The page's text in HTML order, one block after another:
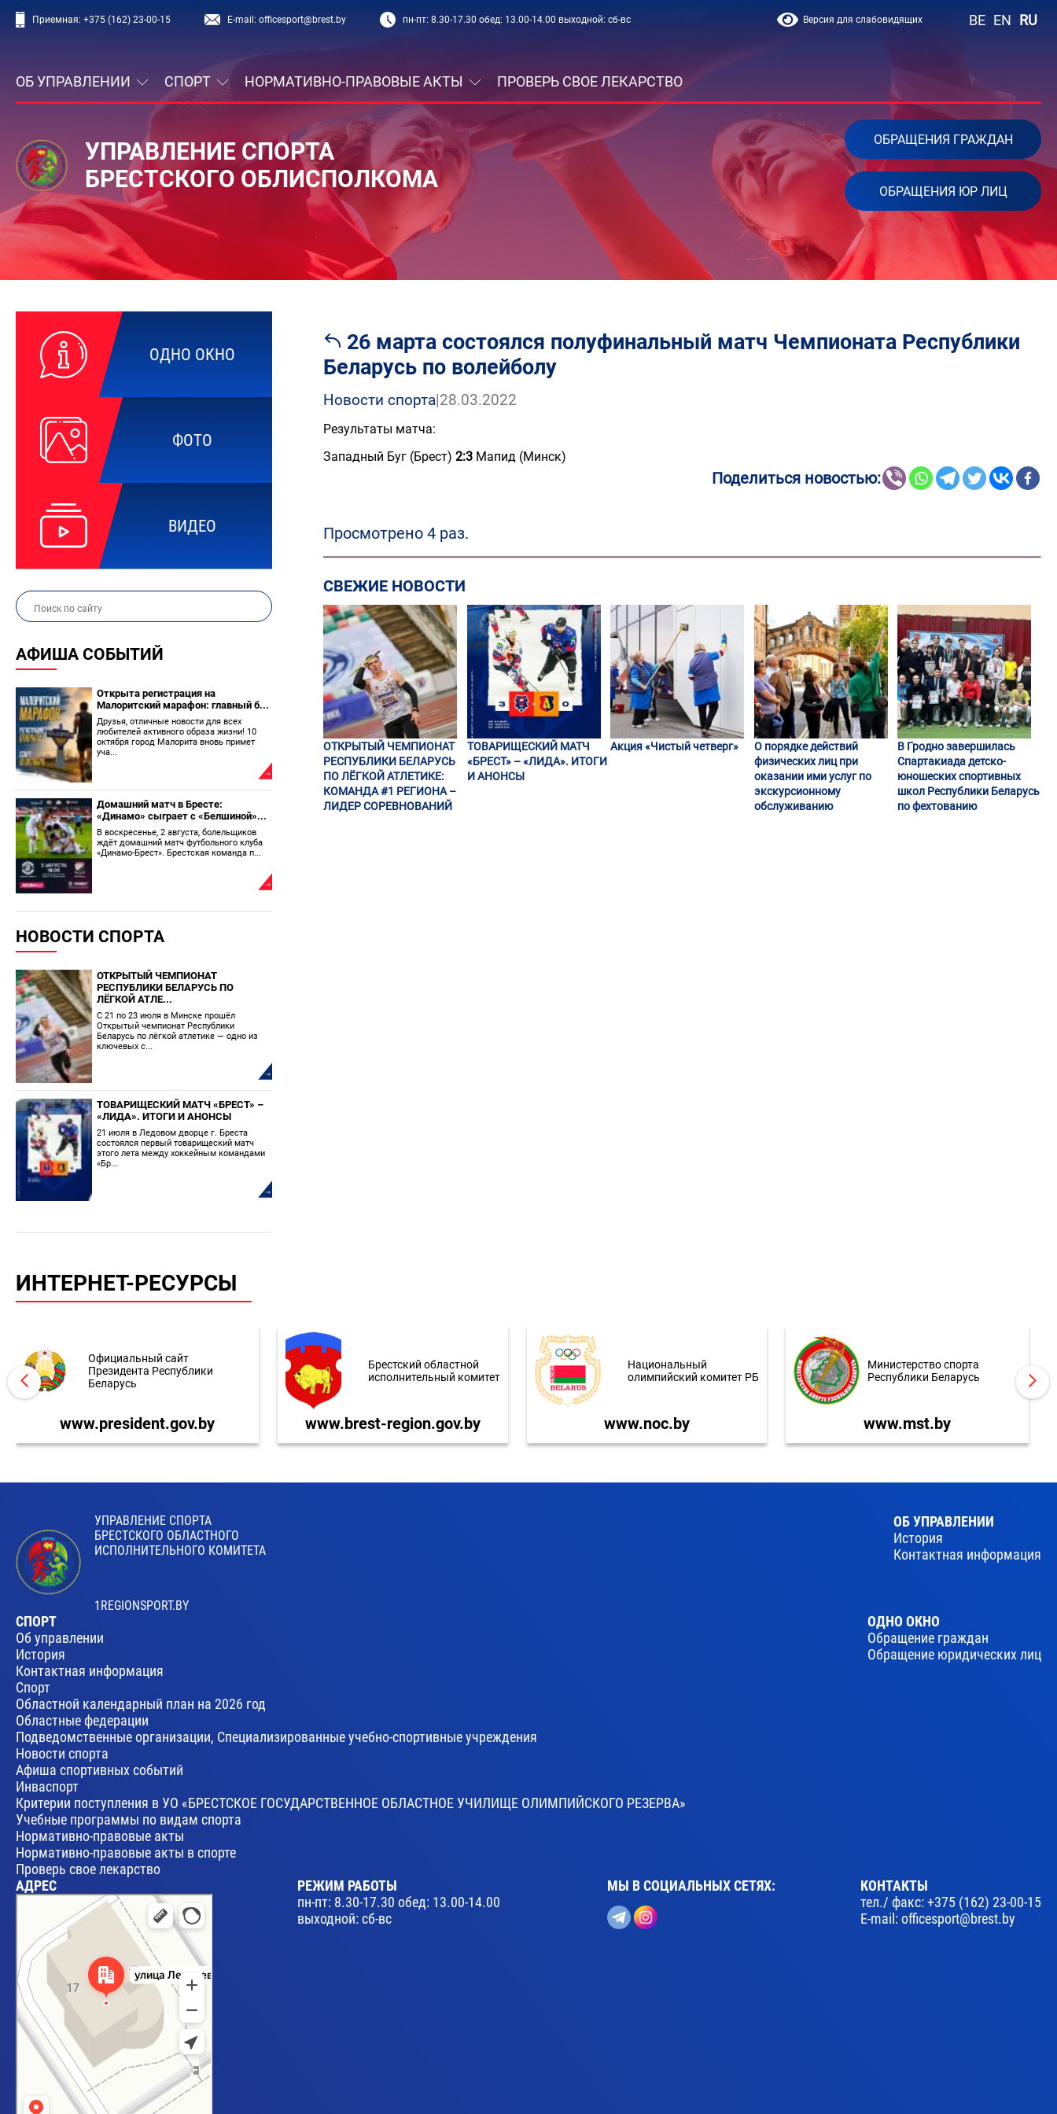
Приемная: +375 (162) 23-00-15 E-mail:officesport@brest.by пн-пт: 8.30-17.30 обед: 13.00-14.00 выходной: сб-вс Версия для слабовидящих BE EN RU
ОБ УПРАВЛЕНИИ СПОРТ НОРМАТИВНО-ПРАВОВЫЕ АКТЫ ПРОВЕРЬ СВОЕ ЛЕКАРСТВО
УПРАВЛЕНИЕ СПОРТА
БРЕСТСКОГО ОБЛИСПОЛКОМА
ОБРАЩЕНИЯ ГРАЖДАН
ОБРАЩЕНИЯ ЮР ЛИЦ
ОДНО ОКНО
ФОТО
ВИДЕО
АФИША СОБЫТИЙ
Открыта регистрация на
Малоритский марафон: главный б...
Друзья, отличные новости для всех
любителей активного образа жизни! 10
октября город Малорита вновь примет
уча...
Домашний матч в Бресте:
«Динамо» сыграет с «Белшиной»...
В воскресенье, 2 августа, болельщиков
ждёт домашний матч футбольного клуба
«Динамо-Брест». Брестская команда п...
НОВОСТИ СПОРТА
ОТКРЫТЫЙ ЧЕМПИОНАТ
РЕСПУБЛИКИ БЕЛАРУСЬ ПО
ЛЁГКОЙ АТЛЕ...
С 21 по 23 июля в Минске прошёл
Открытый чемпионат Республики
Беларусь по лёгкой атлетике — одно из
ключевых с...
ТОВАРИЩЕСКИЙ МАТЧ «БРЕСТ» –
«ЛИДА». ИТОГИ И АНОНСЫ
21 июля в Ледовом дворце г. Бреста
состоялся первый товарищеский матч
этого лета между хоккейным командами
«Бр...
26 марта состоялся полуфинальный матч Чемпионата Республики
Беларусь по волейболу
Новости спорта|28.03.2022
Результаты матча:
Западный Буг (Брест)2:3 Мапид (Минск)
Поделиться новостью:
Просмотрено 4 раз.
СВЕЖИЕ НОВОСТИ
ОТКРЫТЫЙ ЧЕМПИОНАТ
РЕСПУБЛИКИ БЕЛАРУСЬ
ПО ЛЁГКОЙ АТЛЕТИКЕ:
КОМАНДА #1 РЕГИОНА –
ЛИДЕР СОРЕВНОВАНИЙ
ТОВАРИЩЕСКИЙ МАТЧ
«БРЕСТ» – «ЛИДА». ИТОГИ
И АНОНСЫ
Акция «Чистый четверг»
О порядке действий
физических лиц при
оказании ими услуг по
экскурсионному
обслуживанию
В Гродно завершилась
Спартакиада детско-
юношеских спортивных
школ Республики Беларусь
по фехтованию
ИНТЕРНЕТ-РЕСУРСЫ
Официальный сайт
Президента Республики
Беларусь
www.president.gov.by
Брестский областной
исполнительный комитет
www.brest-region.gov.by
Национальный
олимпийский комитет РБ
www.noc.by
Министерство спорта
Республики Беларусь
www.mst.by
УПРАВЛЕНИЕ СПОРТА
БРЕСТСКОГО ОБЛАСТНОГО
ИСПОЛНИТЕЛЬНОГО КОМИТЕТА
1REGIONSPORT.BY
ОБ УПРАВЛЕНИИ
История
Контактная информация
СПОРТ
Об управлении
История
Контактная информация
Спорт
Областной календарный план на 2026 год
Областные федерации
Подведомственные организации, Специализированные учебно-спортивные учреждения
Новости спорта
Афиша спортивных событий
Инваспорт
Критерии поступления в УО «БРЕСТСКОЕ ГОСУДАРСТВЕННОЕ ОБЛАСТНОЕ УЧИЛИЩЕ ОЛИМПИЙСКОГО РЕЗЕРВА»
Учебные программы по видам спорта
Нормативно-правовые акты
Нормативно-правовые акты в спорте
Проверь свое лекарство
ОДНО ОКНО
Обращение граждан
Обращение юридических лиц
АДРЕС
Брест
Улица Леваневского, 17 — Яндекс Карты
РЕЖИМ РАБОТЫ
пн-пт: 8.30-17.30 обед: 13.00-14.00
выходной: сб-вс
МЫ В СОЦИАЛЬНЫХ СЕТЯХ:
КОНТАКТЫ
тел./ факс:+375 (162) 23-00-15
E-mail:officesport@brest.by